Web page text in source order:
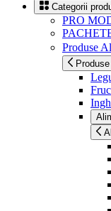
Categorii
PRO
Produse